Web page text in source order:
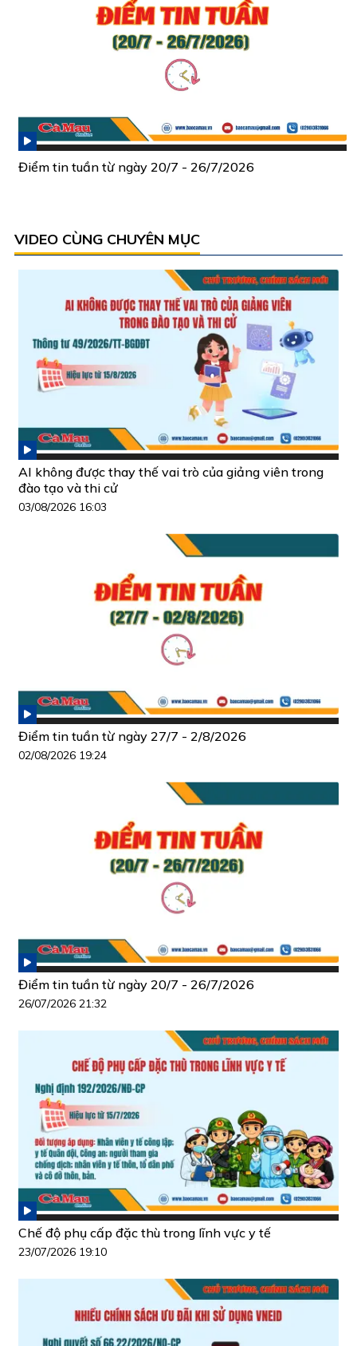
Điểm tin tuần từ ngày 20/7 - 26/7/2026
VIDEO CÙNG CHUYÊN MỤC
AI không được thay thế vai trò của giảng viên trong
đào tạo và thi cử
03/08/2026 16:03
Điểm tin tuần từ ngày 27/7 - 2/8/2026
02/08/2026 19:24
Điểm tin tuần từ ngày 20/7 - 26/7/2026
26/07/2026 21:32
Chế độ phụ cấp đặc thù trong lĩnh vực y tế
23/07/2026 19:10